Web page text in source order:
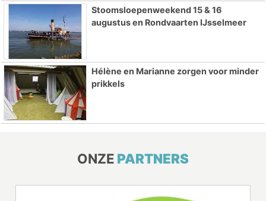
Stoomsloepenweekend 15 & 16
augustus en Rondvaarten IJsselmeer
Hélène en Marianne zorgen voor minder
prikkels
ONZE PARTNERS